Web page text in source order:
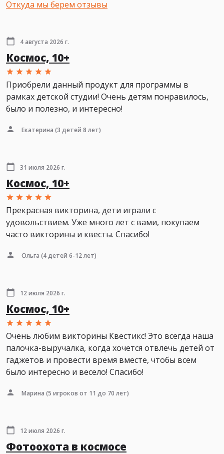
Откуда мы берем отзывы
4 августа 2026 г.
Космос, 10+
Приобрели данный продукт для программы в
рамках детской студии! Очень детям понравилось,
было и полезно, и интересно!
Екатерина (3 детей 8 лет)
31 июля 2026 г.
Космос, 10+
Прекрасная викторина, дети играли с
удовольствием. Уже много лет с вами, покупаем
часто викторины и квесты. Спасибо!
Ольга (4 детей 6-12 лет)
12 июля 2026 г.
Космос, 10+
Очень любим викторины Квестикс! Это всегда наша
палочка-выручалка, когда хочется отвлечь детей от
гаджетов и провести время вместе, чтобы всем
было интересно и весело! Спасибо!
Марина (5 игроков от 11 до 70 лет)
12 июля 2026 г.
Фотоохота в космосе